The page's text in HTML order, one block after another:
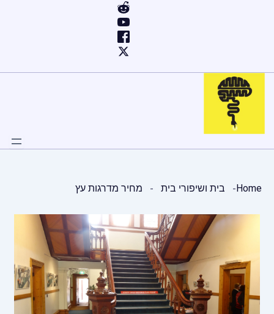
Home בית ושיפורי בית מחיר מדרגות עץ